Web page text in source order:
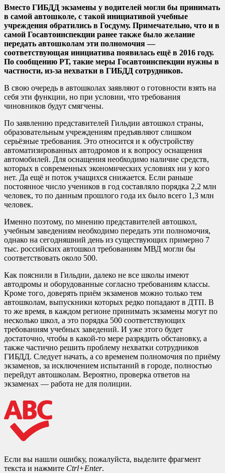
Вместо ГИБДД экзамены у водителей могли бы принимать
в самой автошколе, с такой инициативой учебные
учреждения обратились в Госдуму. Примечательно, что и в
самой Госавтоинспекции ранее также было желание
передать автошколам эти полномочия —
соответствующая инициатива появилась ещё в 2016 году.
По сообщению РТ, такие меры Госавтоинспекции нужны в
частности, из-за нехватки в ГИБДД сотрудников.
В свою очередь в автошколах заявляют о готовности взять на
себя эти функции, но при условии, что требования
чиновников будут смягчены.
По заявлению представителей Гильдии автошкол страны,
образовательным учреждениям предъявляют слишком
серьёзные требования. Это относится и к обустройству
автоматизированных автодромов и к вопросу оснащения
автомобилей. Для оснащения необходимо наличие средств,
которых в современных экономических условиях ни у кого
нет. Да ещё и поток учащихся снижается. Если раньше
постоянное число учеников в год составляло порядка 2,2 млн
человек, то по данным прошлого года их было всего 1,3 млн
человек.
Именно поэтому, по мнению представителей автошкол,
учебным заведениям необходимо передать эти полномочия,
однако на сегодняшний день из существующих примерно 7
тыс. российских автошкол требованиям МВД могли бы
соответствовать около 500.
Как пояснили в Гильдии, далеко не все школы имеют
автодромы и оборудованные согласно требованиям классы.
Кроме того, доверять приём экзаменов можно только тем
автошколам, выпускники которых редко попадают в ДТП. В
то же время, в каждом регионе принимать экзамены могут по
несколько школ, а это порядка 500 соответствующих
требованиям учебных заведений. И уже этого будет
достаточно, чтобы в какой-то мере разрядить обстановку, а
также частично решить проблему нехватки сотрудников
ГИБДД. Следует начать, а со временем полномочия по приёму
экзаменов, за исключением испытаний в городе, полностью
перейдут автошколам. Вероятно, проверка ответов на
экзаменах — работа не для полиции.
Если вы нашли ошибку, пожалуйста, выделите фрагмент
текста и нажмите Ctrl+Enter.